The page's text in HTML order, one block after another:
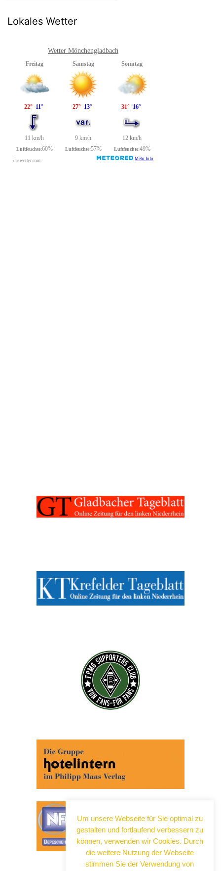
Lokales Wetter
Wetter Mönchengladbach
Um unsere Webseite für Sie optimal zu
gestalten und fortlaufend verbessern zu
können, verwenden wir Cookies. Durch
die weitere Nutzung der Webseite
stimmen Sie der Verwendung von